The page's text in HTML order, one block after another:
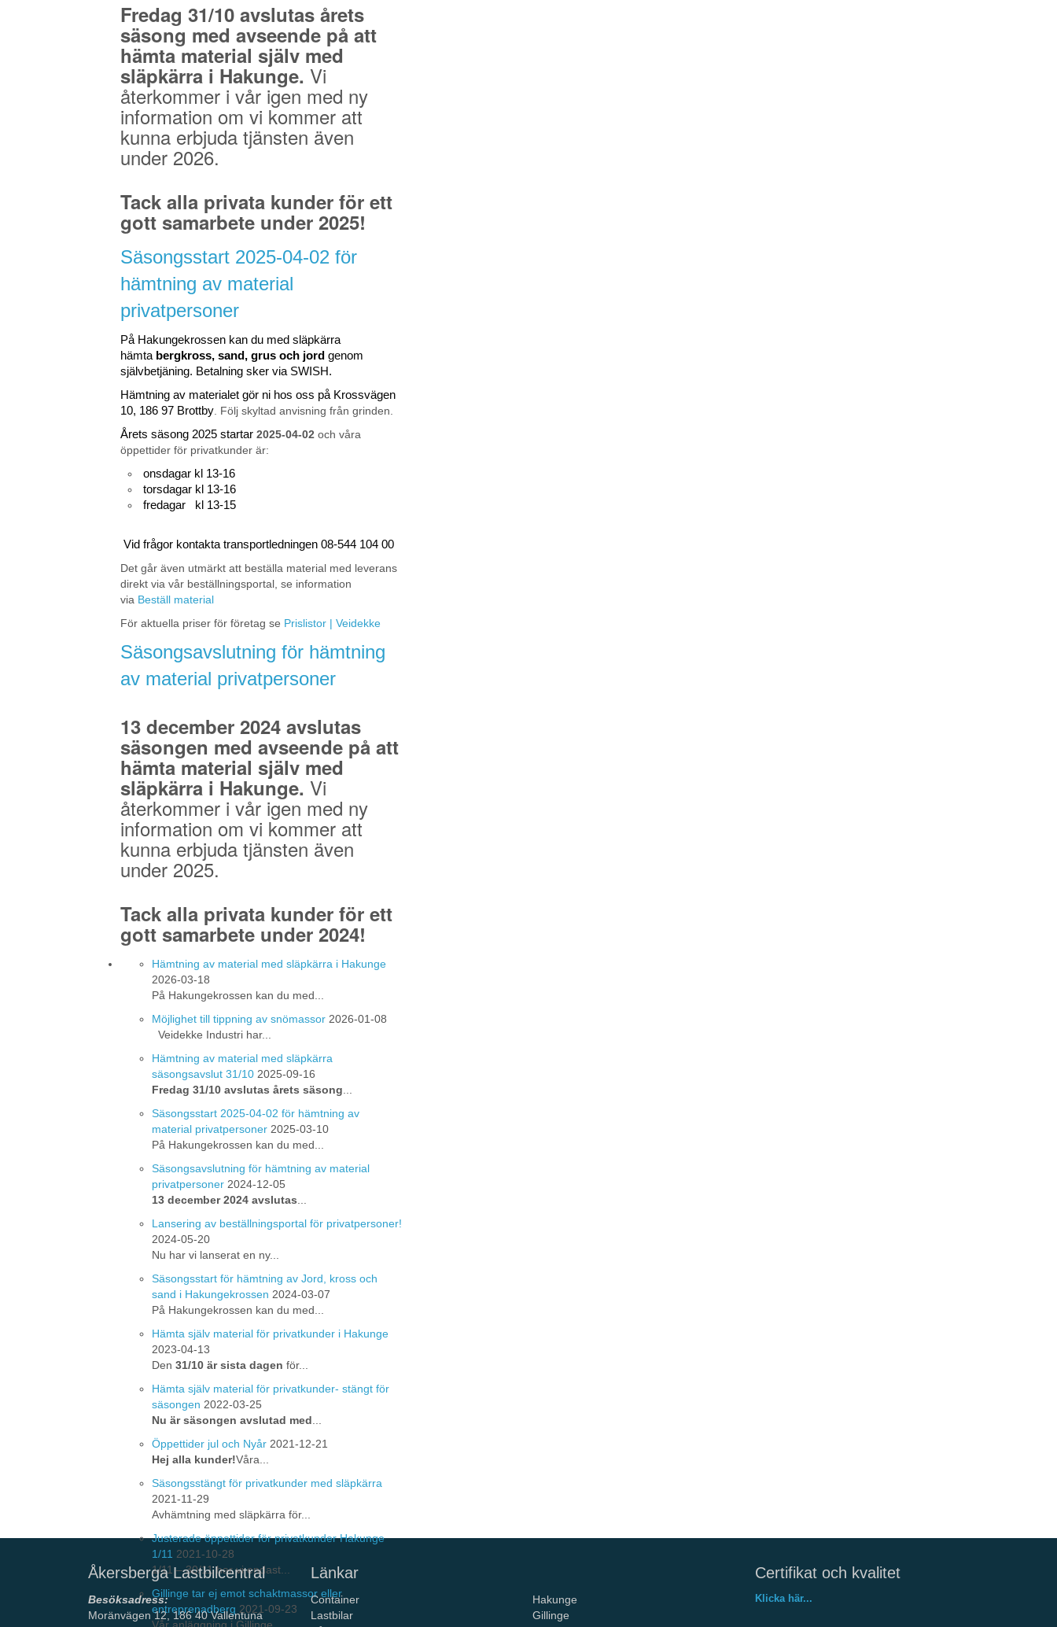
Fredag 31/10 avslutas årets
säsong med avseende på att
hämta material själv med
släpkärra i Hakunge. Vi
återkommer i vår igen med ny
information om vi kommer att
kunna erbjuda tjänsten även
under 2026.
Tack alla privata kunder för ett
gott samarbete under 2025!
Säsongsstart 2025-04-02 för
hämtning av material
privatpersoner
På Hakungekrossen kan du med släpkärra
hämta bergkross, sand, grus och jord genom
självbetjäning. Betalning sker via SWISH.
Hämtning av materialet gör ni hos oss på Krossvägen
10, 186 97 Brottby . Följ skyltad anvisning från grinden.
Årets säsong 2025 startar 2025-04-02 och våra
öppettider för privatkunder är:
onsdagar kl 13-16
torsdagar kl 13-16
fredagar kl 13-15
Vid frågor kontakta transportledningen 08-544 104 00
Det går även utmärkt att beställa material med leverans
direkt via vår beställningsportal, se information
via Beställ material
För aktuella priser för företag se Prislistor | Veidekke
Säsongsavslutning för hämtning
av material privatpersoner
13 december 2024 avslutas
säsongen med avseende på att
hämta material själv med
släpkärra i Hakunge. Vi
återkommer i vår igen med ny
information om vi kommer att
kunna erbjuda tjänsten även
under 2025.
Tack alla privata kunder för ett
gott samarbete under 2024!
Hämtning av material med släpkärra i Hakunge
2026-03-18
På Hakungekrossen kan du med...
Möjlighet till tippning av snömassor 2026-01-08
Veidekke Industri har...
Hämtning av material med släpkärra
säsongsavslut 31/10 2025-09-16
Fredag 31/10 avslutas årets säsong
Säsongsstart 2025-04-02 för hämtning av
material privatpersoner 2025-03-10
På Hakungekrossen kan du med...
Säsongsavslutning för hämtning av material
privatpersoner 2024-12-05
13 december 2024 avslutas
Lansering av beställningsportal för privatpersoner!
2024-05-20
Nu har vi lanserat en ny...
Säsongsstart för hämtning av Jord, kross och
sand i Hakungekrossen 2024-03-07
På Hakungekrossen kan du med...
Hämta själv material för privatkunder i Hakunge
2023-04-13
Den 31/10 är sista dagen för...
Hämta själv material för privatkunder- stängt för
säsongen 2022-03-25
Nu är säsongen avslutad med
Öppettider jul och Nyår 2021-12-21
Hej alla kunder!Våra...
Säsongsstängt för privatkunder med släpkärra
2021-11-29
Avhämtning med släpkärra för...
Justerade öppettider för privatkunder Hakunge
1/11 2021-10-28
1/11 – 30/11 har vi endast...
Gillinge tar ej emot schaktmassor eller
entreprenadberg 2021-09-23
Åkersberga Lastbilcentral
Besöksadress:
Moränvägen 12, 186 40 Vallentuna
Länkar
Container
Lastbilar
Hakunge
Gillinge
Certifikat och kvalitet
Klicka här...